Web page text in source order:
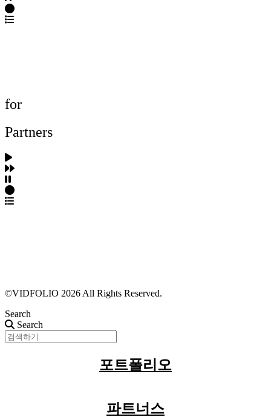
for
Partners
©VIDFOLIO 2026 All Rights Reserved.
Search
Search
포트폴리오
파트너스